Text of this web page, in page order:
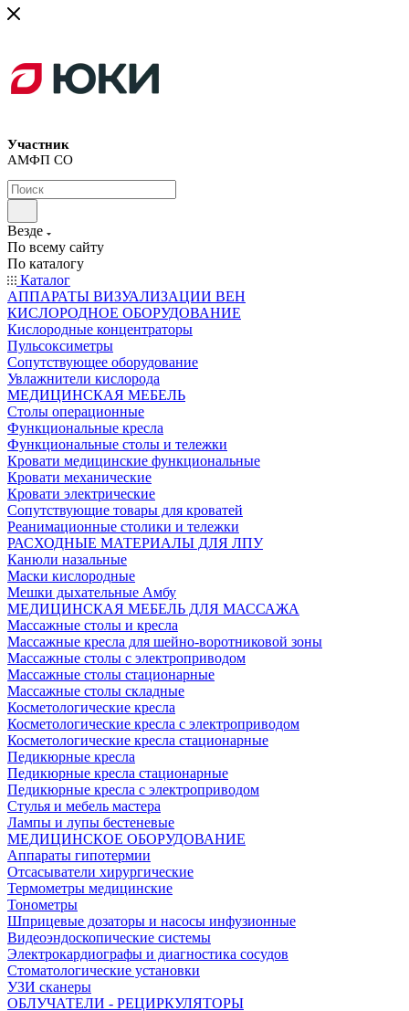
Участник
АМФП СО
Везде
По всему сайту
По каталогу
Каталог
АППАРАТЫ ВИЗУАЛИЗАЦИИ ВЕН
КИСЛОРОДНОЕ ОБОРУДОВАНИЕ
Кислородные концентраторы
Пульсоксиметры
Сопутствующее оборудование
Увлажнители кислорода
МЕДИЦИНСКАЯ МЕБЕЛЬ
Столы операционные
Функциональные кресла
Функциональные столы и тележки
Кровати медицинские функциональные
Кровати механические
Кровати электрические
Сопутствующие товары для кроватей
Реанимационные столики и тележки
РАСХОДНЫЕ МАТЕРИАЛЫ ДЛЯ ЛПУ
Канюли назальные
Маски кислородные
Мешки дыхательные Амбу
МЕДИЦИНСКАЯ МЕБЕЛЬ ДЛЯ МАССАЖА
Массажные столы и кресла
Массажные кресла для шейно-воротниковой зоны
Массажные столы с электроприводом
Массажные столы стационарные
Массажные столы складные
Косметологические кресла
Косметологические кресла с электроприводом
Косметологические кресла стационарные
Педикюрные кресла
Педикюрные кресла стационарные
Педикюрные кресла с электроприводом
Стулья и мебель мастера
Лампы и лупы бестеневые
МЕДИЦИНСКОЕ ОБОРУДОВАНИЕ
Аппараты гипотермии
Отсасыватели хирургические
Термометры медицинские
Тонометры
Шприцевые дозаторы и насосы инфузионные
Видеоэндоскопические системы
Электрокардиографы и диагностика сосудов
Стоматологические установки
УЗИ сканеры
ОБЛУЧАТЕЛИ - РЕЦИРКУЛЯТОРЫ